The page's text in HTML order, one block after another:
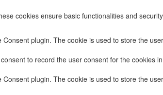
cookies ensure basic functionalities and
plugin. The cookie is used to store the
to record the user consent for the cookies
plugin. The cookie is used to store the